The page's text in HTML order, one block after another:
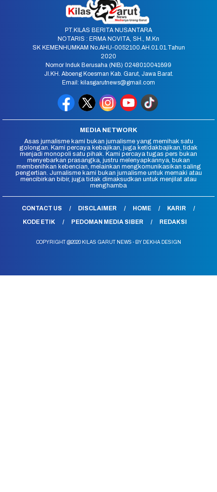
PT.KILAS BERITA NUSANTARA
NOTARIS : ERMA NOVITA, SH., M.Kn
SK KEMENHUMKAM No.AHU-0052100.AH.01.01.Tahun
2020
Nomor Induk Berusaha (NIB) 0248010041699
Jl.KH. Aboeng Koesman Kab. Garut, Jawa Barat.
Email: kilasgarutnews@gmail.com
MEDIA NETWORK
Asas jurnalisme kami bukan jurnalisme yang memihak satu
golongan. Kami percaya kebajikan, juga ketidakbajikan, tidak
menjadi monopoli satu pihak. Kami percaya tugas pers bukan
menyebarkan prasangka, justru melenyapkannya, bukan
membenihkan kebencian, melainkan mengkomunikasikan saling
pengertian. Jurnalisme kami bukan jurnalisme untuk memaki atau
mencibirkan bibir, juga tidak dimaksudkan untuk menjilat atau
menghamba
CONTACT US DISCLAIMER HOME
KARIR
KODE ETIK
PEDOMAN MEDIA SIBER REDAKSI
COPYRIGHT @2020 KILAS GARUT NEWS - BY DEKHA DESIGN